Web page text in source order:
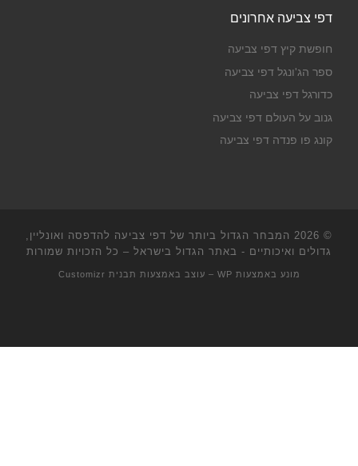
דפי צביעה אחרונים
חופשת קיץ דפי צביעה
ספר הג'ונגל דפי צביעה
כדורגל דפי צביעה
גנוב על העולם דפי צביעה
קונג פו פנדה דפי צביעה
© 2026
המבחר הגדול ביותר של דפי צביעה להדפסה ואונליין,
גדולים ואיכותיים - באתר הגדול בישראל – כל הזכויות שמורות
מונע באמצעות WP – עוצב באמצעות תבנית Customizr